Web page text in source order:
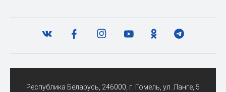
Республика Беларусь, 246000, г. Гомель, ул. Ланге, 5